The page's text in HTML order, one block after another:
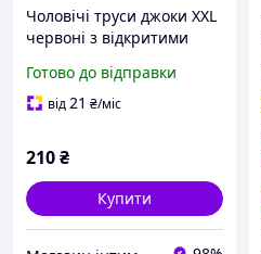
Чоловічі труси джоки XXL
червоні з відкритими
пристрасть
Готово до відправки
від21 ₴/міс
210₴
Купити